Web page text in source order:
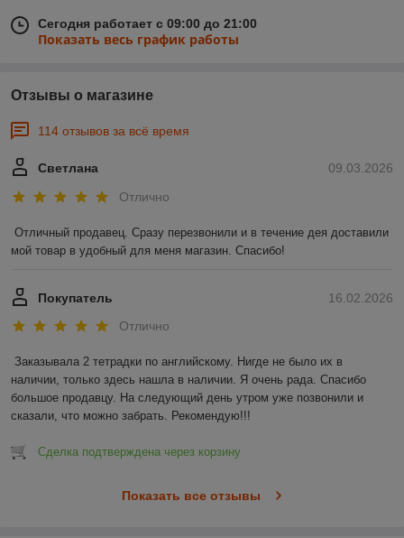
Сегодня работает с 09:00 до 21:00
Показать весь график работы
Отзывы о магазине
114 отзывов за всё время
09.03.2026
Светлана
Отлично
Отличный продавец. Сразу перезвонили и в течение дея доставили
мой товар в удобный для меня магазин. Спасибо!
16.02.2026
Покупатель
Отлично
Заказывала 2 тетрадки по английскому. Нигде не было их в
наличии, только здесь нашла в наличии. Я очень рада. Спасибо
большое продавцу. На следующий день утром уже позвонили и
сказали, что можно забрать. Рекомендую!!!
Сделка подтверждена через корзину
Показать все отзывы